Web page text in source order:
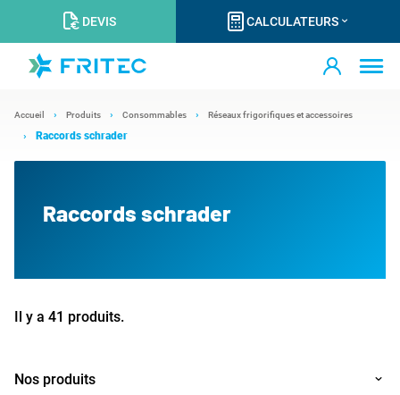
DEVIS CALCULATEURS
Accueil Produits Consommables Réseaux frigorifiques et accessoires
Raccords schrader
Raccords schrader
Il y a 41 produits.
Nos produits